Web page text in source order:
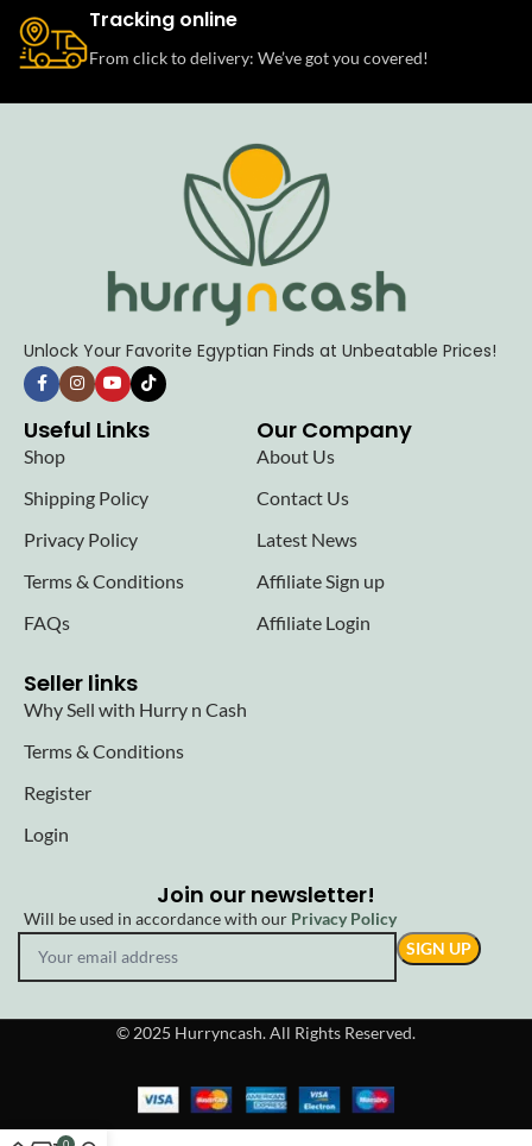
Tracking online
From click to delivery: We’ve got you covered!
Unlock Your Favorite Egyptian Finds at Unbeatable Prices!
Useful Links
Shop
Shipping Policy
Privacy Policy
Terms & Conditions
FAQs
Our Company
About Us
Contact Us
Latest News
Affiliate Sign up
Affiliate Login
Seller links
Why Sell with Hurry n Cash
Terms & Conditions
Register
Login
Join our newsletter!
Will be used in accordance with our Privacy Policy
© 2025 Hurryncash. All Rights Reserved.